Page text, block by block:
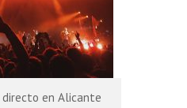
directo en Alicante